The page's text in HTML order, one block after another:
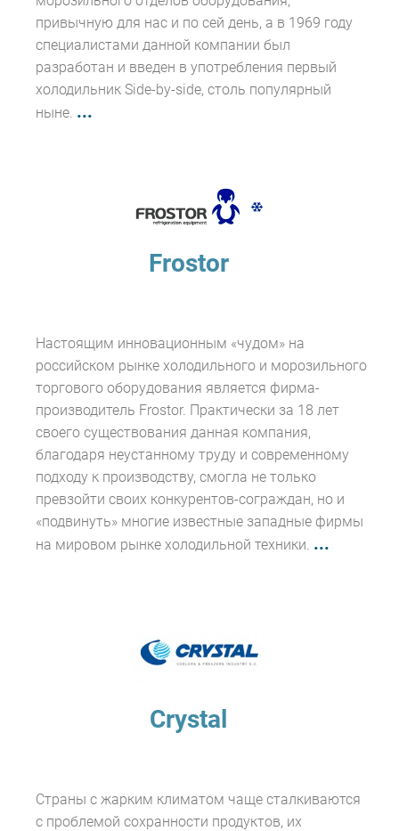
привычную для нас и по сей день, а в 1969 году
специалистами данной компании был
разработан и введен в употребления первый
холодильник Side-by-side, столь популярный
ныне. ...
Frostor
Настоящим инновационным «чудом» на
российском рынке холодильного и морозильного
торгового оборудования является фирма-
производитель Frostor. Практически за 18 лет
своего существования данная компания,
благодаря неустанному труду и современному
подходу к производству, смогла не только
превзойти своих конкурентов-сограждан, но и
«подвинуть» многие известные западные фирмы
на мировом рынке холодильной техники. ...
Crystal
Страны с жарким климатом чаще сталкиваются
с проблемой сохранности продуктов, их